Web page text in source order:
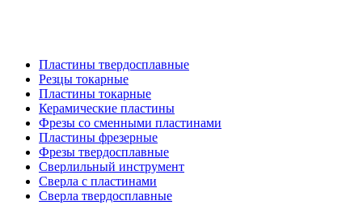
Пластины твердосплавные
Резцы токарные
Пластины токарные
Керамические пластины
Фрезы со сменными пластинами
Пластины фрезерные
Фрезы твердосплавные
Сверлильный инструмент
Сверла с пластинами
Сверла твердосплавные